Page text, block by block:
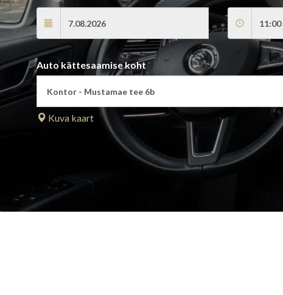
Auto kättesaamise koht
Kuva kaart